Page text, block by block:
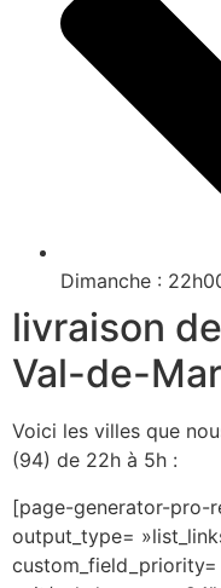
Dimanche :
livraison
Val-de-
Voici les villes que
(94) de 22h à 5h :
[page-generator-pro-
output_type=